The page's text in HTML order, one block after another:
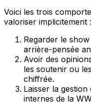
Voici les trois
valoriser implicitement :
Regarder le
arrière-pensée
Avoir des
les soutenir ou
chiffrée.
Laisser la
internes de la